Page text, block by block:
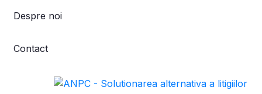
Despre noi
Contact